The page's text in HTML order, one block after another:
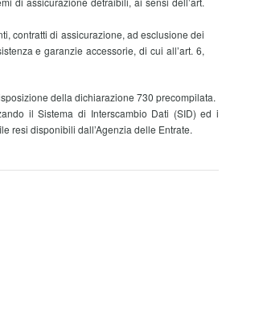
contratti di assicurazione, ad esclusione dei
e garanzie accessorie, di cui all’art. 6,
della dichiarazione 730 precompilata.
il Sistema di Interscambio Dati (SID) ed i
resi disponibili dall’Agenzia delle Entrate.